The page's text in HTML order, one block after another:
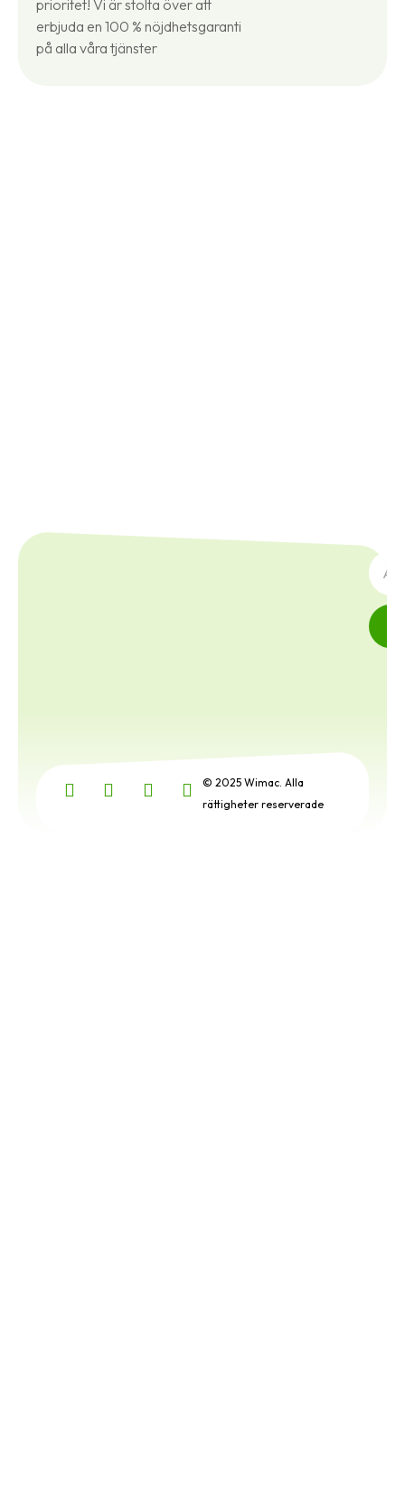
prioritet! Vi är stolta över att
erbjuda en 100 % nöjdhetsgaranti
på alla våra tjänster
© 2025 Wimac. Alla
rättigheter reserverade